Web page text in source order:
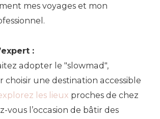
mes voyages et mon
:
adopter le "slowmad",
choisir une destination accessible
les lieux proches de chez
vous l’occasion de bâtir des